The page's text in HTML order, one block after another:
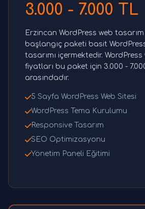
3.000 - 7.000 TL
Erzincan WordPress web
başlangıç paketi basit
tasarımı içermektedir. WordPress
fiyatları bu paket için 3.000 -
arasındadır.
5 Sayfa WordPress Web Sitesi
WordPress Tema Kurulumu
Responsive Tasarım
SEO Optimizasyonu
Yönetim Paneli Eğitimi